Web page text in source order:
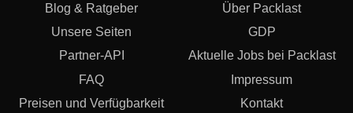
Blog & Ratgeber
Unsere Seiten
Partner-API
FAQ
Preisen und Verfügbarkeit
Über Packlast
GDP
Aktuelle Jobs bei Packlast
Impressum
Kontakt